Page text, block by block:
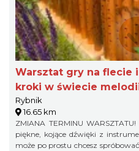
Warsztat gry na flecie
kroki w świecie
Rybnik
16.65 km
ZMIANA TERMINU WARSZTATU! Marzysz o tym, by wydobywać
piękne, kojące dźwięki z
może po prostu chcesz